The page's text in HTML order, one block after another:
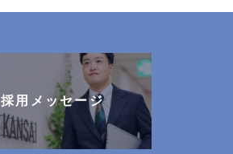
採用メッセージ